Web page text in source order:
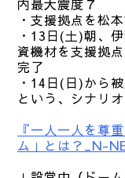
内最大震度７
・支援拠点を松
・13日(土)朝、
資機材を支援拠
完了
・14日(日)から
という、シナリオ
『一人一人を尊
ム」とは？_N-